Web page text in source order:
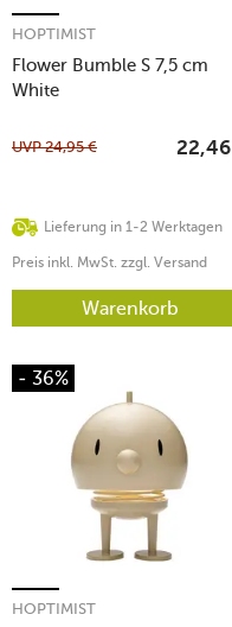
Flower Bumble S 7,5 cm
White
HOPTIMIST
Lieferung in 1-2 Werktagen
UVP24,95 € 22,46
Preis inkl. MwSt. zzgl. Versand
Warenkorb
- 36%
HOPTIMIST